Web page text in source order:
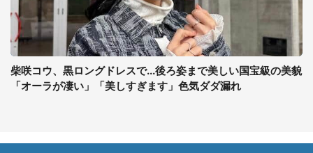
柴咲コウ、黒ロングドレスで...後ろ姿まで美しい国宝級の美貌
「オーラが凄い」「美しすぎます」色気ダダ漏れ